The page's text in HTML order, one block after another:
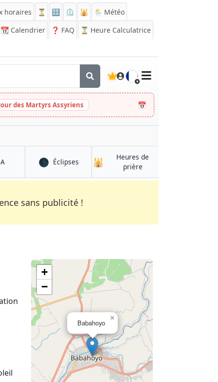
horaires ⏳ 🔡 ⏲️ 🕌
🌦️ Météo
📆 Calendrier ❓ FAQ
⏳ Heure Calculatrice
🇫🇷
des Martyrs Assyriens 📅
à Babahoyo🌑 Éclipsesà Babahoyo
🕌
Heures de
prièreà Babahoyo
sans publicité !
Babahoyo
×
+
−